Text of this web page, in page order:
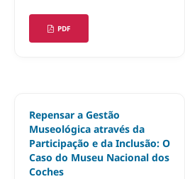
PDF
Repensar a Gestão
Museológica através da
Participação e da Inclusão: O
Caso do Museu Nacional dos
Coches